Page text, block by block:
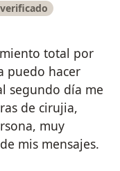
total por
puedo hacer
segundo día me
de cirujia,
muy
mis mensajes.